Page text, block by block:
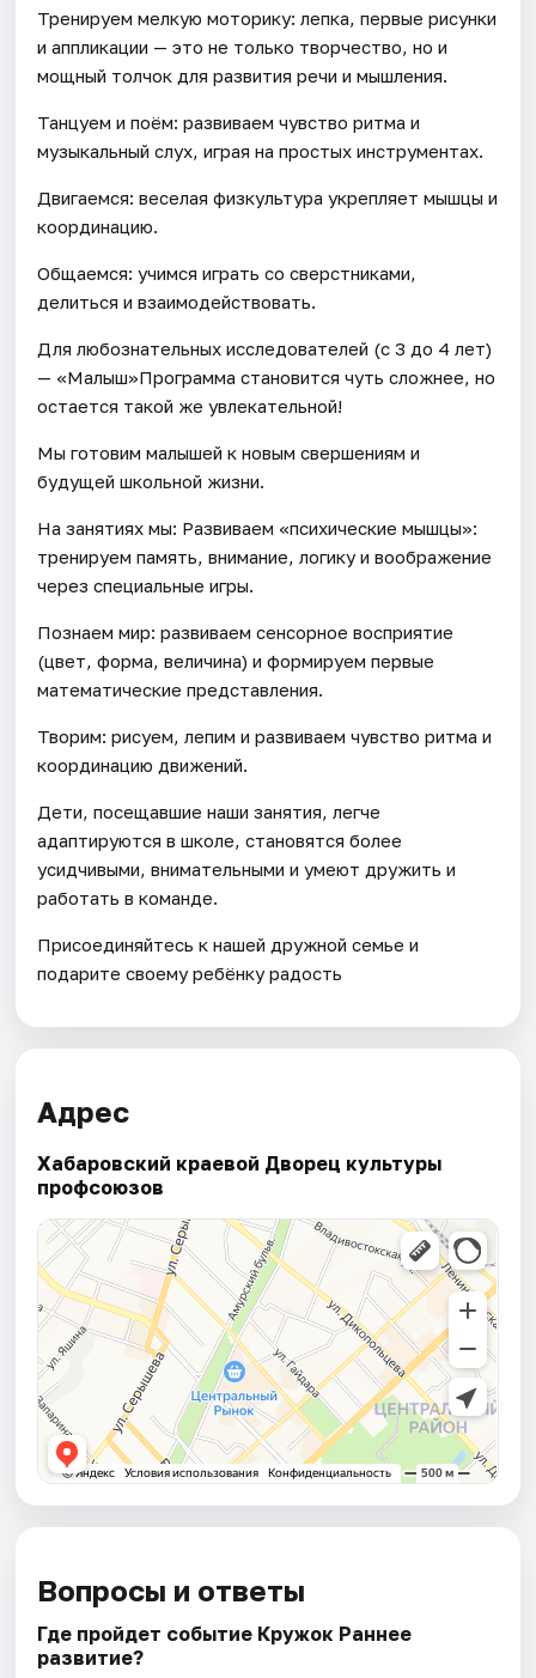
Тренируем мелкую моторику: лепка, первые рисунки
и аппликации — это не только творчество, но и
мощный толчок для развития речи и мышления.
Танцуем и поём: развиваем чувство ритма и
музыкальный слух, играя на простых инструментах.
Двигаемся: веселая физкультура укрепляет мышцы и
координацию.
Общаемся: учимся играть со сверстниками,
делиться и взаимодействовать.
Для любознательных исследователей (с 3 до 4 лет)
— «Малыш»Программа становится чуть сложнее, но
остается такой же увлекательной!
Мы готовим малышей к новым свершениям и
будущей школьной жизни.
На занятиях мы: Развиваем «психические мышцы»:
тренируем память, внимание, логику и воображение
через специальные игры.
Познаем мир: развиваем сенсорное восприятие
(цвет, форма, величина) и формируем первые
математические представления.
Творим: рисуем, лепим и развиваем чувство ритма и
координацию движений.
Дети, посещавшие наши занятия, легче
адаптируются в школе, становятся более
усидчивыми, внимательными и умеют дружить и
работать в команде.
Присоединяйтесь к нашей дружной семье и
подарите своему ребёнку радость
Адрес
Хабаровский краевой Дворец культуры
профсоюзов
Вопросы и ответы
Где пройдет событие Кружок Раннее
развитие?